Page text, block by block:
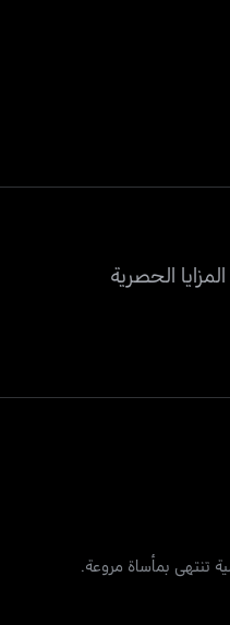
الحصرية
تنتهي بمأساة مروعة.